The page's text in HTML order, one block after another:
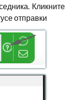
Кликните
отправки